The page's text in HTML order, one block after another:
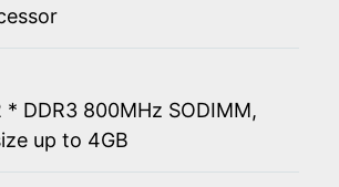
DDR3 800MHz SODIMM,
up to 4GB